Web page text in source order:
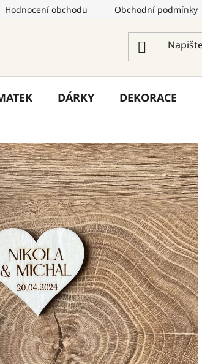
Hodnocení obchodu Obchodní podmínky
DÁRKY DEKORACE